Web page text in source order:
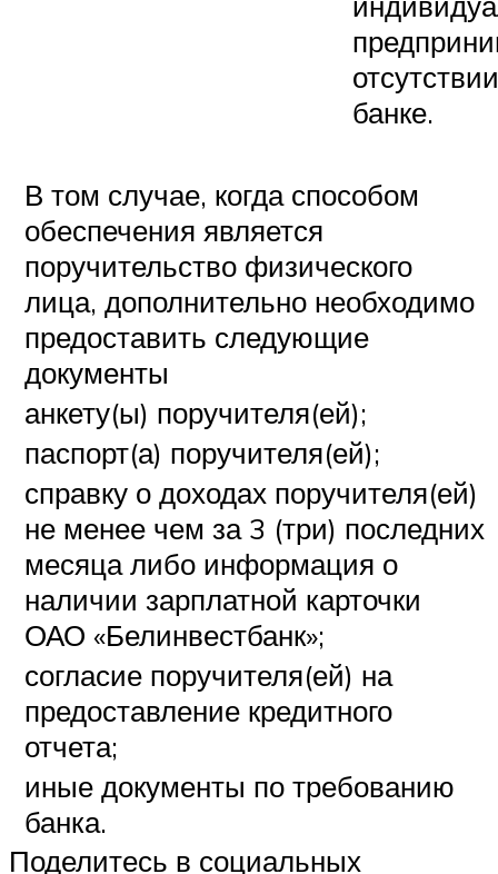
банке.
В том случае, когда способом
обеспечения является
поручительство физического
лица, дополнительно необходимо
предоставить следующие
документы
анкету(ы) поручителя(ей);
паспорт(а) поручителя(ей);
справку о доходах поручителя(ей)
не менее чем за 3 (три) последних
месяца либо информация о
наличии зарплатной карточки
ОАО «Белинвестбанк»;
согласие поручителя(ей) на
предоставление кредитного
отчета;
иные документы по требованию
банка.
Поделитесь в социальных